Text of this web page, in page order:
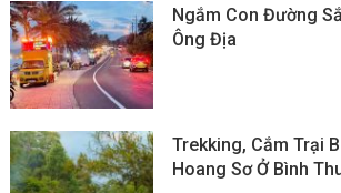
Ngắm Con Đường
Ông Địa
Trekking, Cắm Trại
Hoang Sơ Ở Bình